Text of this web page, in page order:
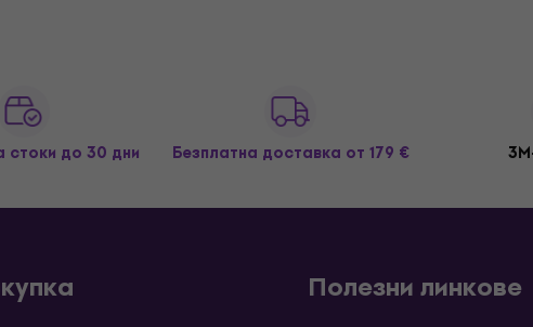
до 30 дни Безплатна доставка от 179 €
Полезни линкове